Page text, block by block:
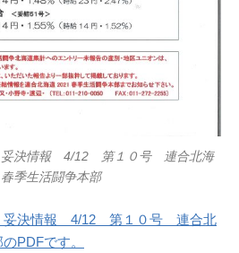
妥決情報 4/12 第１０号 連合北海
季生活闘争本部
妥決情報 4/12 第１０号 連合北
PDFです。